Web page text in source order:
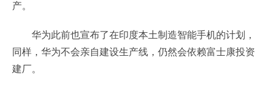
产。
华为此前也宣布了在印度本土制造智能手机的计划，
同样，华为不会亲自建设生产线，仍然会依赖富士康投资
建厂。